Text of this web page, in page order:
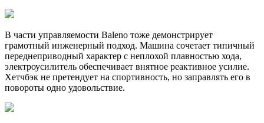
В части управляемости Baleno тоже демонстрирует
грамотный инженерный подход. Машина сочетает типичный
переднеприводный характер с неплохой плавностью хода,
электроусилитель обеспечивает внятное реактивное усилие.
Хетчбэк не претендует на спортивность, но заправлять его в
повороты одно удовольствие.